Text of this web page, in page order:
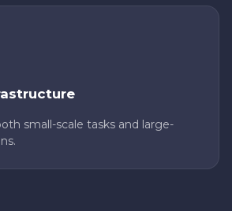
small-scale tasks and large-